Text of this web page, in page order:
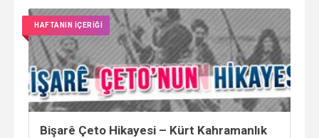
HAFTANIN İÇERİĞİ
Bişarê Çeto Hikayesi – Kürt Kahramanlık